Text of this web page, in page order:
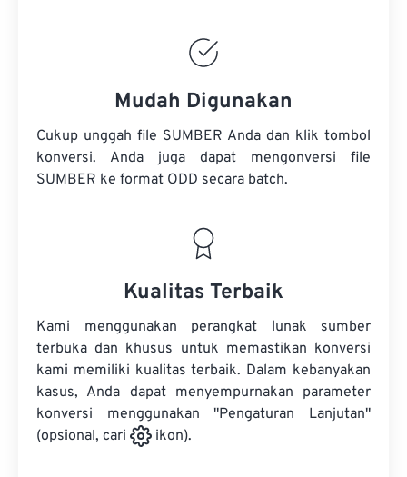
Mudah Digunakan
Cukup unggah file SUMBER Anda dan klik tombol
konversi. Anda juga dapat mengonversi file
SUMBER ke format ODD secara batch.
Kualitas Terbaik
Kami menggunakan perangkat lunak sumber
terbuka dan khusus untuk memastikan konversi
kami memiliki kualitas terbaik. Dalam kebanyakan
kasus, Anda dapat menyempurnakan parameter
konversi menggunakan "Pengaturan Lanjutan"
(opsional, cari
ikon).